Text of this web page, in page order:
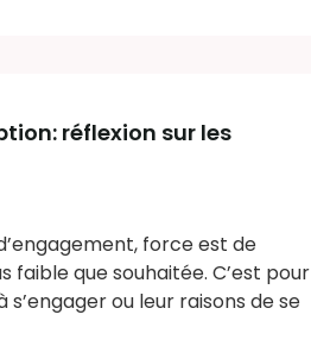
réflexion sur les
force est de
que souhaitée. C’est pour
ou leur raisons de se